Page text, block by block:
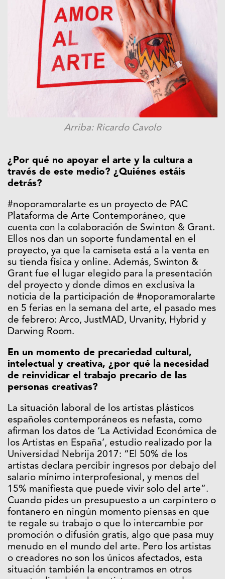
Arriba: Ricardo Cavolo
¿Por qué no apoyar el arte y la cultura a
través de este medio? ¿Quiénes estáis
detrás?
#noporamoralarte es un proyecto de PAC
Plataforma de Arte Contemporáneo, que
cuenta con la colaboración de Swinton & Grant.
Ellos nos dan un soporte fundamental en el
proyecto, ya que la camiseta está a la venta en
su tienda física y online. Además, Swinton &
Grant fue el lugar elegido para la presentación
del proyecto y donde dimos en exclusiva la
noticia de la participación de #noporamoralarte
en 5 ferias en la semana del arte, el pasado mes
de febrero: Arco, JustMAD, Urvanity, Hybrid y
Darwing Room.
En un momento de precariedad cultural,
intelectual y creativa, ¿por qué la necesidad
de reinvidicar el trabajo precario de las
personas creativas?
La situación laboral de los artistas plásticos
españoles contemporáneos es nefasta, como
afirman los datos de ‘La Actividad Económica de
los Artistas en España’, estudio realizado por la
Universidad Nebrija 2017: “El 50% de los
artistas declara percibir ingresos por debajo del
salario mínimo interprofesional, y menos del
15% manifiesta que puede vivir solo del arte”.
Cuando pides un presupuesto a un carpintero o
fontanero en ningún momento piensas en que
te regale su trabajo o que lo intercambie por
promoción o difusión gratis, algo que pasa muy
menudo en el mundo del arte. Pero los artistas
o creadores no son los únicos afectados, esta
situación también la encontramos en otros